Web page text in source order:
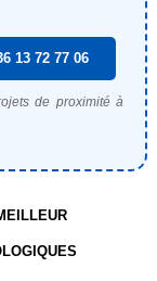
13 72 77 06
de proximité à